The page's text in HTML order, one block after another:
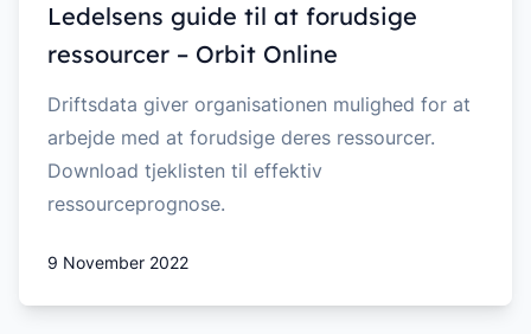
Ledelsens guide til at forudsige
ressourcer – Orbit Online
Driftsdata giver organisationen mulighed for at
arbejde med at forudsige deres ressourcer.
Download tjeklisten til effektiv
ressourceprognose.
9 November 2022